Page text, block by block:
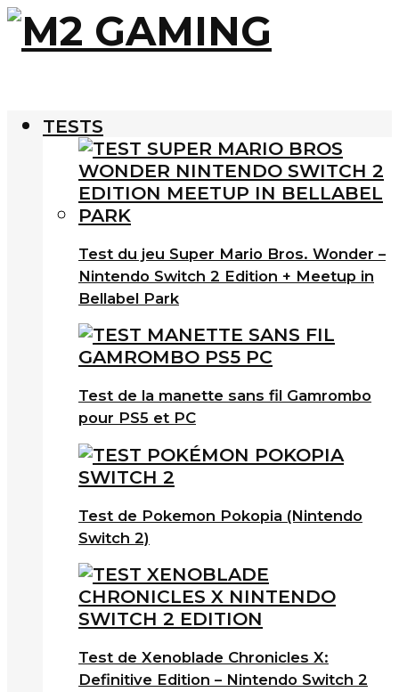
TESTS
Test du jeu Super Mario Bros. Wonder –
Nintendo Switch 2 Edition + Meetup in
Bellabel Park
Test de la manette sans fil Gamrombo
pour PS5 et PC
Test de Pokemon Pokopia (Nintendo
Switch 2)
Test de Xenoblade Chronicles X:
Definitive Edition – Nintendo Switch 2